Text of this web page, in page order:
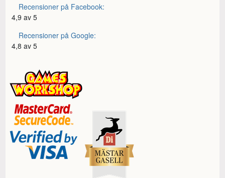
Recensioner på Facebook:
4,9 av 5
Recensioner på Google:
4,8 av 5